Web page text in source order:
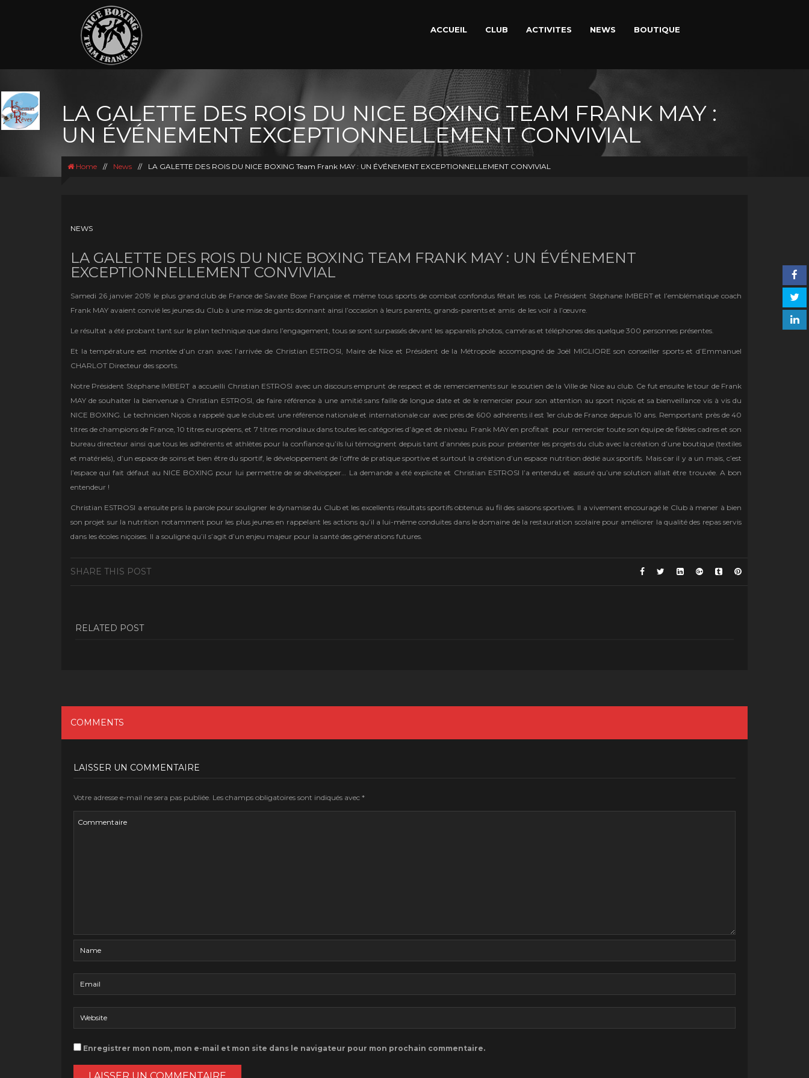
ACCUEIL CLUB ACTIVITES NEWS BOUTIQUE
LA GALETTE DES ROIS DU NICE BOXING TEAM FRANK MAY :
UN ÉVÉNEMENT EXCEPTIONNELLEMENT CONVIVIAL
Home // News // LA GALETTE DES ROIS DU NICE BOXING Team Frank MAY : UN ÉVÉNEMENT EXCEPTIONNELLEMENT CONVIVIAL
NEWS
LA GALETTE DES ROIS DU NICE BOXING TEAM FRANK MAY : UN ÉVÉNEMENT
EXCEPTIONNELLEMENT CONVIVIAL
Samedi 26 janvier 2019 le plus grand club de France de Savate Boxe Française et même tous sports de combat confondus fêtait les rois. Le Président Stéphane IMBERT et l’emblématique coach
Frank MAY avaient convié les jeunes du Club à une mise de gants donnant ainsi l’occasion à leurs parents, grands-parents et amis de les voir à l’œuvre.
Le résultat a été probant tant sur le plan technique que dans l’engagement, tous se sont surpassés devant les appareils photos, caméras et téléphones des quelque 300 personnes présentes.
Et la température est montée d’un cran avec l’arrivée de Christian ESTROSI, Maire de Nice et Président de la Métropole accompagné de Joël MIGLIORE son conseiller sports et d’Emmanuel
CHARLOT Directeur des sports.
Notre Président Stéphane IMBERT a accueilli Christian ESTROSI avec un discours emprunt de respect et de remerciements sur le soutien de la Ville de Nice au club. Ce fut ensuite le tour de Frank
MAY de souhaiter la bienvenue à Christian ESTROSI, de faire référence à une amitié sans faille de longue date et de le remercier pour son attention au sport niçois et sa bienveillance vis à vis du
NICE BOXING. Le technicien Niçois a rappelé que le club est une référence nationale et internationale car avec près de 600 adhérents il est 1er club de France depuis 10 ans. Remportant près de 40
titres de champions de France, 10 titres européens, et 7 titres mondiaux dans toutes les catégories d’âge et de niveau. Frank MAY en profitait pour remercier toute son équipe de fidèles cadres et son
bureau directeur ainsi que tous les adhérents et athlètes pour la confiance qu’ils lui témoignent depuis tant d’années puis pour présenter les projets du club avec la création d’une boutique (textiles
et matériels), d’un espace de soins et bien être du sportif, le développement de l’offre de pratique sportive et surtout la création d’un espace nutrition dédié aux sportifs. Mais car il y a un mais, c’est
l’espace qui fait défaut au NICE BOXING pour lui permettre de se développer… La demande a été explicite et Christian ESTROSI l’a entendu et assuré qu’une solution allait être trouvée. A bon
entendeur !
Christian ESTROSI a ensuite pris la parole pour souligner le dynamise du Club et les excellents résultats sportifs obtenus au fil des saisons sportives. Il a vivement encouragé le Club à mener à bien
son projet sur la nutrition notamment pour les plus jeunes en rappelant les actions qu’il a lui-même conduites dans le domaine de la restauration scolaire pour améliorer la qualité des repas servis
dans les écoles niçoises. Il a souligné qu’il s’agit d’un enjeu majeur pour la santé des générations futures.
SHARE THIS POST
RELATED POST
COMMENTS
LAISSER UN COMMENTAIRE
Votre adresse e-mail ne sera pas publiée. Les champs obligatoires sont indiqués avec *
Enregistrer mon nom, mon e-mail et mon site dans le navigateur pour mon prochain commentaire.